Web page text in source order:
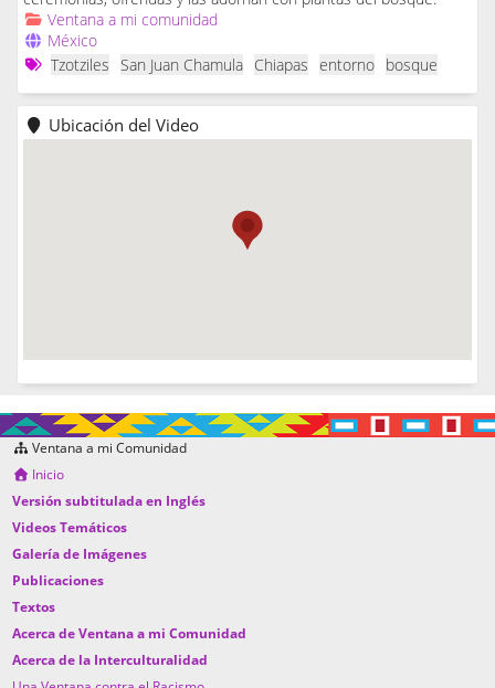
Ventana a mi comunidad
México
Tzotziles
San Juan Chamula Chiapas entorno bosque
Ubicación del Video
Ventana a mi Comunidad
Inicio
Versión subtitulada en Inglés
Videos Temáticos
Galería de Imágenes
Publicaciones
Textos
Acerca de Ventana a mi Comunidad
Acerca de la Interculturalidad